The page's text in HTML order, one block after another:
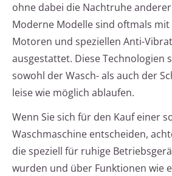
ohne dabei die Nachtruhe
Moderne Modelle sind oftmals
Motoren und speziellen Anti-
ausgestattet. Diese Technologien
sowohl der Wasch- als auch der
leise wie möglich ablaufen.
Wenn Sie sich für den Kauf einer
Waschmaschine entscheiden,
die speziell für ruhige
wurden und über Funktionen wie